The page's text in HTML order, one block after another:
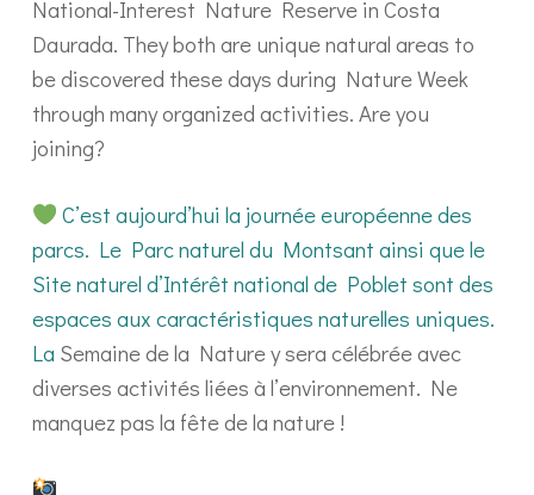
National-Interest Nature Reserve in Costa
Daurada. They both are unique natural areas to
be discovered these days during Nature Week
through many organized activities. Are you
joining?
C’est aujourd’hui la journée européenne des
parcs. Le Parc naturel du Montsant ainsi que le
Site naturel d’Intérêt national de Poblet sont des
espaces aux caractéristiques naturelles uniques.
La Semaine de la Nature y sera célébrée avec
diverses activités liées à l’environnement. Ne
manquez pas la fête de la nature !